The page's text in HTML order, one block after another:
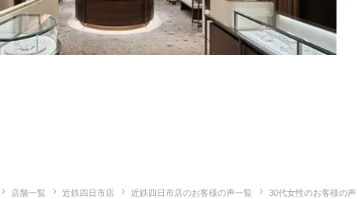
店舗一覧 近鉄四日市店 近鉄四日市店のお客様の声一覧
30代女性のお客様の声